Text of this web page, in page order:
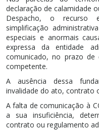
declaração de calamidade
Despacho, o recurso
simplificação
especiais e anormais
expressa da entidade
comunicado, no prazo de
competente.
A ausência dessa
invalidade do ato, contrato
A falta de comunicação à
a sua insuficiência,
contrato ou regulamento